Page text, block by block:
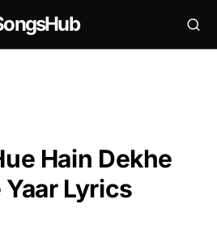
Hain Dekhe
Lyrics